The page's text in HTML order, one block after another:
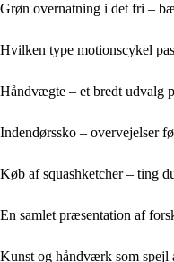
Grøn overnatning i det fri –
Hvilken type motionscykel
Håndvægte – et bredt udvalg
Indendørssko – overvejelser
Køb af squashketcher – ting
En samlet præsentation af
Kunst og håndværk som